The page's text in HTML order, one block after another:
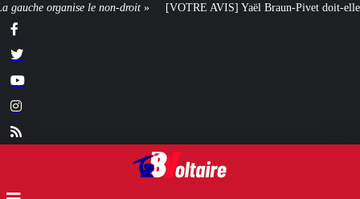
[VOTRE AVIS] Yaël Braun-Pivet doit-elle renoncer à son projet